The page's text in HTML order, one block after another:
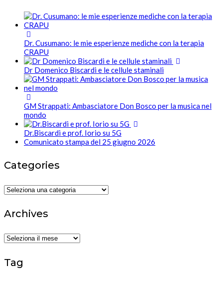
Dr. Cusumano: le mie esperienze mediche con la terapia
CRAPU
Dr Domenico Biscardi e le cellule staminali
GM Strappati: Ambasciatore Don Bosco per la musica nel
mondo
Dr.Biscardi e prof. Iorio su 5G
Comunicato stampa del 25 giugno 2026
Categories
Categories
Archives
Archives
Tag